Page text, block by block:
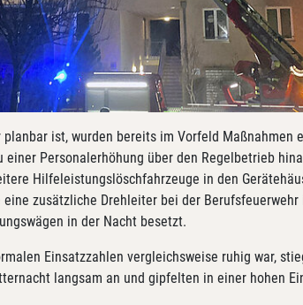
ist, wurden bereits im Vorfeld Maßnahmen
einer Personalerhöhung über den Regelbetrieb
Hilfeleistungslöschfahrzeuge in den
zusätzliche Drehleiter bei der Berufsfeuerwehr
in der Nacht besetzt.
Einsatzzahlen vergleichsweise ruhig war,
langsam an und gipfelten in einer hohen